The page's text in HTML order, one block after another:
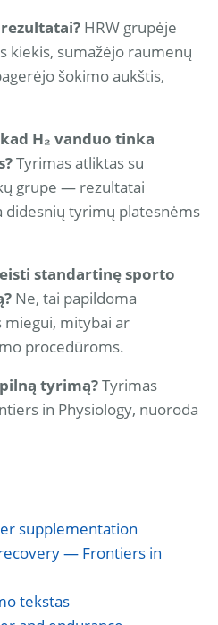
HRW grupėje
kiekis, sumažėjo raumenų
šokimo aukštis,
H₂ vanduo tinka
Tyrimas atliktas su
grupe — rezultatai
didesnių tyrimų platesnėms
standartinę sporto
Ne, tai papildoma
miegui, mitybai ar
procedūroms.
tyrimą?Tyrimas
in Physiology, nuoroda
supplementation
— Frontiers in
tekstas